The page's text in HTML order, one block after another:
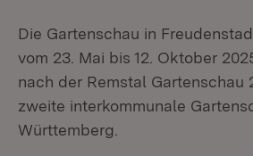
Die Gartenschau in
vom 23. Mai bis 12. Oktober
nach der Remstal Gartenschau
zweite interkommunale
Württemberg.